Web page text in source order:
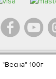
100г
© 2013-